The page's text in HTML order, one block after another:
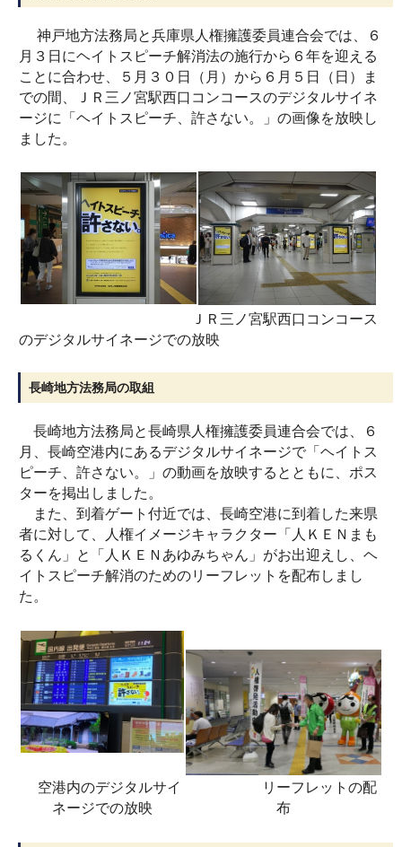
神戸地方法務局と兵庫県人権擁護委員連合会では、６
月３日にヘイトスピーチ解消法の施行から６年を迎える
ことに合わせ、５月３０日（月）から６月５日（日）ま
での間、ＪＲ三ノ宮駅西口コンコースのデジタルサイネ
ージに「ヘイトスピーチ、許さない。」の画像を放映し
ました。
ＪＲ三ノ宮駅西口コンコース
のデジタルサイネージでの放映
長崎地方法務局の取組
長崎地方法務局と長崎県人権擁護委員連合会では、６
月、長崎空港内にあるデジタルサイネージで「ヘイトス
ピーチ、許さない。」の動画を放映するとともに、ポス
ターを掲出しました。
また、到着ゲート付近では、長崎空港に到着した来県
者に対して、人権イメージキャラクター「人ＫＥＮまも
るくん」と「人ＫＥＮあゆみちゃん」がお出迎えし、ヘ
イトスピーチ解消のためのリーフレットを配布しまし
た。
空港内のデジタルサイ
ネージでの放映
リーフレットの配
布